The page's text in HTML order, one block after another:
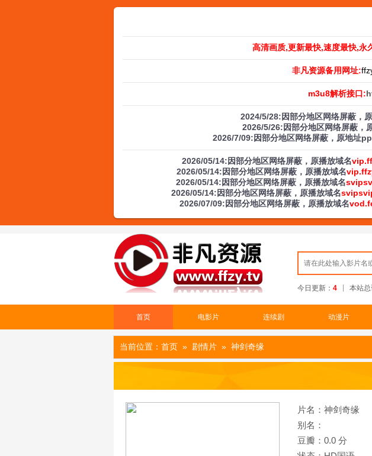
高清画质,更新最快,速度最快,永
非凡资源备用网址:
m3u8解析接口:
2024/5/28:因部分地区网络屏蔽，
2026/5/26:因部分地区网络屏蔽
2026/7/09:因部分地区网络屏蔽，原地
2026/05/14:因部分地区网络屏蔽，原播放域名
2026/05/14:因部分地区网络屏蔽，原播放域名
2026/05/14:因部分地区网络屏蔽，原播放域名
2026/05/14:因部分地区网络屏蔽，原播放域名
2026/07/09:因部分地区网络屏蔽，原播放域名
今日更新： 4 本站总
首页 电影片 连续剧 动漫片
当前位置： 首页 » 剧情片 » 神剑奇缘
片名：神剑奇缘
别名：
豆瓣：0.0 分